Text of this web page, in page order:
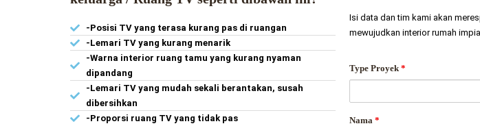
-Posisi TV yang terasa kurang pas di ruangan
-Lemari TV yang kurang menarik
-Warna interior ruang tamu yang kurang nyaman
dipandang
-Lemari TV yang mudah sekali berantakan, susah
dibersihkan
-Proporsi ruang TV yang tidak pas
Isi data dan tim kami akan
mewujudkan interior rumah
Type Proyek *
Nama *